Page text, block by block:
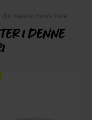
næste must-have
I DENNE